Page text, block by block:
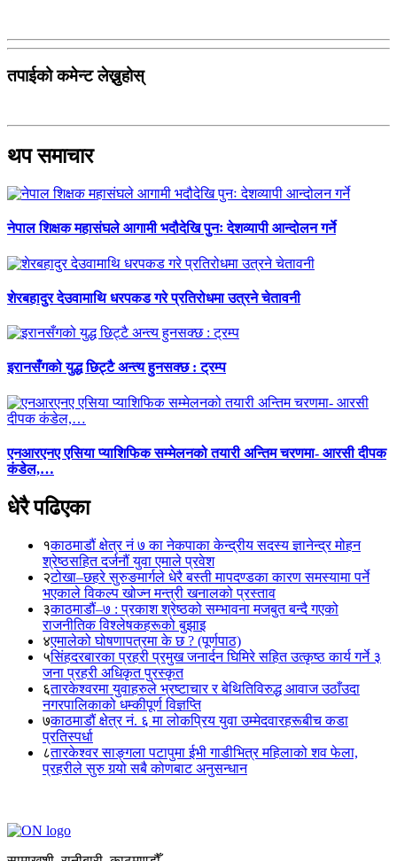
तपाईको कमेन्ट लेख्नुहोस्
थप समाचार
नेपाल शिक्षक महासंघले आगामी भदौदेखि पुनः देशव्यापी आन्दोलन गर्ने
शेरबहादुर देउवामाथि धरपकड गरे प्रतिरोधमा उत्रने चेतावनी
इरानसँगको युद्ध छिट्टै अन्त्य हुनसक्छ : ट्रम्प
एनआरएनए एसिया प्याशिफिक सम्मेलनको तयारी अन्तिम चरणमा- आरसी दीपक
कंडेल,…
धेरै पढिएका
१काठमाडौं क्षेत्र नं ७ का नेकपाका केन्द्रीय सदस्य ज्ञानेन्द्र मोहन
श्रेष्ठसहित दर्जनौं युवा एमाले प्रवेश
२टोखा–छहरे सुरुङमार्गले धेरै बस्ती मापदण्डका कारण समस्यामा पर्ने
भएकाले विकल्प खोज्न मन्त्री खनालको प्रस्ताव
३काठमाडौं–७ : प्रकाश श्रेष्ठको सम्भावना मजबुत बन्दै गएको
राजनीतिक विश्लेषकहरूको बुझाइ
४एमालेको घोषणापत्रमा के छ ? (पूर्णपाठ)
५सिंहदरबारका प्रहरी प्रमुख जनार्दन घिमिरे सहित उत्कृष्ठ कार्य गर्ने ३
जना प्रहरी अधिकृत पुरस्कृत
६तारकेश्वरमा युवाहरुले भ्रष्टाचार र बेथितिविरुद्ध आवाज उठाँउदा
नगरपालिकाको धम्कीपूर्ण विज्ञप्ति
७काठमाडौं क्षेत्र नं. ६ मा लोकप्रिय युवा उम्मेदवारहरूबीच कडा
प्रतिस्पर्धा
८तारकेश्वर साङ्गला पटापुमा ईभी गाडीभित्र महिलाको शव फेला,
प्रहरीले सुरु गर्‍यो सबै कोणबाट अनुसन्धान